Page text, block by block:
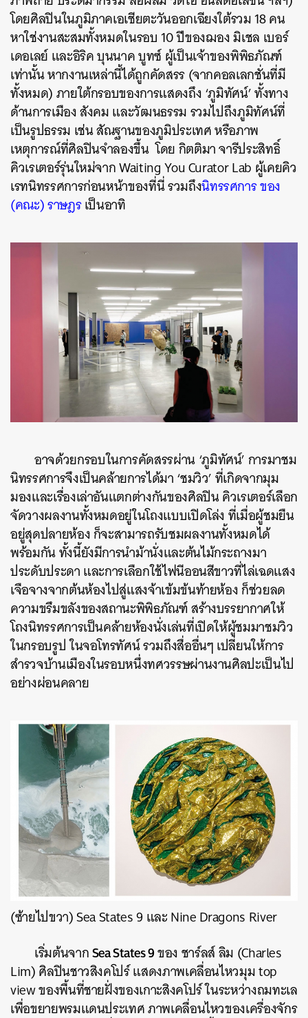
โดยศิลปินในภูมิภาคเอเชียตะวันออกเฉียงใต้รวม 18 คน
หาใช่งานสะสมทั้งหมดในรอบ 10 ปีของฌอง มิเชล เบอร์
เดอเลย์ และอิริค บุนนาค บูทซ์ ผู้เป็นเจ้าของพิพิธภัณฑ์
เท่านั้น หากงานเหล่านี้ได้ถูกคัดสรร (จากคอลเลกชั่นที่มี
ทั้งหมด) ภายใต้กรอบของการแสดงถึง ‘ภูมิทัศน์’ ทั้งทาง
ด้านการเมือง สังคม และวัฒนธรรม รวมไปถึงภูมิทัศน์ที่
เป็นรูปธรรม เช่น สัณฐานของภูมิประเทศ หรือภาพ
เหตุการณ์ที่ศิลปินจำลองขึ้น โดย กิตติมา จารีประสิทธิ์
คิวเรเตอร์รุ่นใหม่จาก Waiting You Curator Lab ผู้เคยคิว
เรทนิทรรศการก่อนหน้าของที่นี่ รวมถึงนิทรรศการ ของ
(คณะ) ราษฎรเป็นอาทิ
อาจด้วยกรอบในการคัดสรรผ่าน ‘ภูมิทัศน์’ การมาชม
นิทรรศการจึงเป็นคล้ายการได้มา ‘ชมวิว’ ที่เกิดจากมุม
มองและเรื่องเล่าอันแตกต่างกันของศิลปิน คิวเรเตอร์เลือก
จัดวางผลงานทั้งหมดอยู่ในโถงแบบเปิดโล่ง ที่เมื่อผู้ชมยืน
อยู่สุดปลายห้อง ก็จะสามารถรับชมผลงานทั้งหมดได้
พร้อมกัน ทั้งนี้ยังมีการนำม้านั่งและต้นไม้กระถางมา
ประดับประดา และการเลือกใช้ไฟนีออนสีขาวที่ไล่เฉดแสง
เจือจางจากต้นห้องไปสู่แสงจ้าเข้มข้นท้ายห้อง ก็ช่วยลด
ความขรึมขลังของสถานะพิพิธภัณฑ์ สร้างบรรยากาศให้
โถงนิทรรศการเป็นคล้ายห้องนั่งเล่นที่เปิดให้ผู้ชมมาชมวิว
ในกรอบรูป ในจอโทรทัศน์ รวมถึงสื่ออื่นๆ เปลี่ยนให้การ
สำรวจบ้านเมืองในรอบหนึ่งทศวรรษผ่านงานศิลปะเป็นไป
อย่างผ่อนคลาย
(ซ้ายไปขวา) Sea States 9 และ Nine Dragons River
เริ่มต้นจากSea States 9ของ ชาร์ลส์ ลิม (Charles
Lim) ศิลปินชาวสิงคโปร์ แสดงภาพเคลื่อนไหวมุม top
view ของพื้นที่ชายฝั่งของเกาะสิงคโปร์ ในระหว่างถมทะเล
เพื่อขยายพรมแดนประเทศ ภาพเคลื่อนไหวของเครื่องจักร